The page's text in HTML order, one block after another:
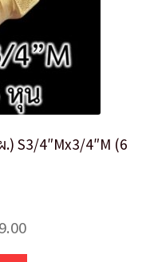
S3/4″Mx3/4″M (6